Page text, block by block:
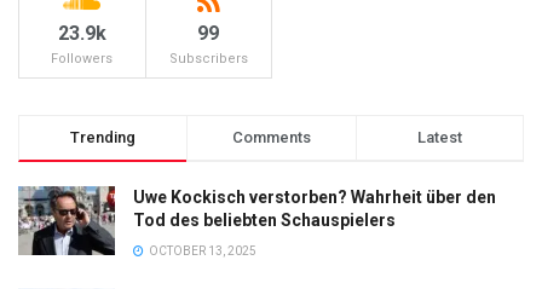
23.9k
Followers
99
Subscribers
Trending Comments Latest
Uwe Kockisch verstorben? Wahrheit über den
Tod des beliebten Schauspielers
OCTOBER 13, 2025